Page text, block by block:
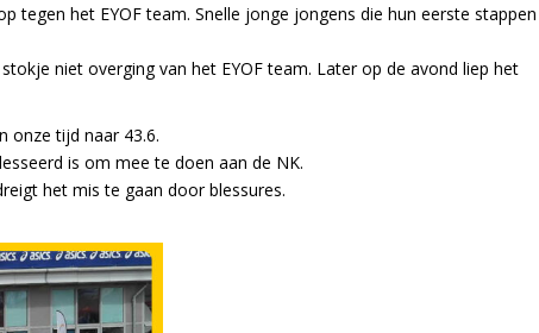
tegen het EYOF team. Snelle jonge jongens die hun eerste stappen
niet overging van het EYOF team. Later op de avond liep het
onze tijd naar 43.6.
is om mee te doen aan de NK.
het mis te gaan door blessures.